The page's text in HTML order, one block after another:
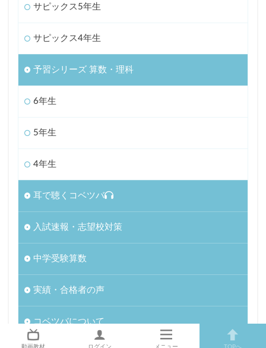
サピックス5年生
サピックス4年生
予習シリーズ 算数・理科
6年生
5年生
4年生
耳で聴くコベツバ
入試速報・志望校対策
中学受験算数
実績・合格者の声
コベツバについて
動画教材 ログイン メニュー TOPへ